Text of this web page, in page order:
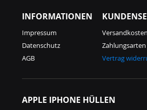
INFORMATIONEN
Impressum
Datenschutz
AGB
Versandkosten
Zahlungsarten
Vertrag
APPLE IPHONE HÜLLEN